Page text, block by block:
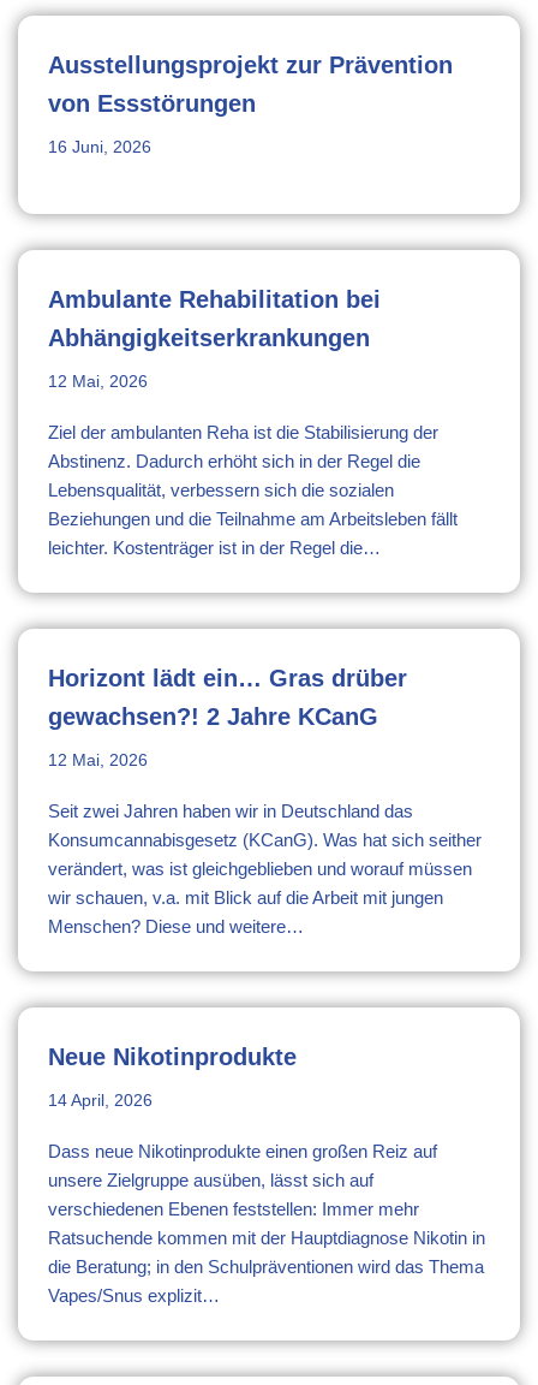
Ausstellungsprojekt zur Prävention
von Essstörungen
16 Juni, 2026
Ambulante Rehabilitation bei
Abhängigkeitserkrankungen
12 Mai, 2026
Ziel der ambulanten Reha ist die Stabilisierung der
Abstinenz. Dadurch erhöht sich in der Regel die
Lebensqualität, verbessern sich die sozialen
Beziehungen und die Teilnahme am Arbeitsleben fällt
leichter. Kostenträger ist in der Regel die…
Horizont lädt ein… Gras drüber
gewachsen?! 2 Jahre KCanG
12 Mai, 2026
Seit zwei Jahren haben wir in Deutschland das
Konsumcannabisgesetz (KCanG). Was hat sich seither
verändert, was ist gleichgeblieben und worauf müssen
wir schauen, v.a. mit Blick auf die Arbeit mit jungen
Menschen? Diese und weitere…
Neue Nikotinprodukte
14 April, 2026
Dass neue Nikotinprodukte einen großen Reiz auf
unsere Zielgruppe ausüben, lässt sich auf
verschiedenen Ebenen feststellen: Immer mehr
Ratsuchende kommen mit der Hauptdiagnose Nikotin in
die Beratung; in den Schulpräventionen wird das Thema
Vapes/Snus explizit…